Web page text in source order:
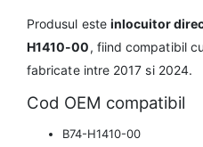
Produsul este inlocuitor
H1410-00, fiind compatibil
fabricate intre 2017 si 2024.
Cod OEM compatibil
B74-H1410-00